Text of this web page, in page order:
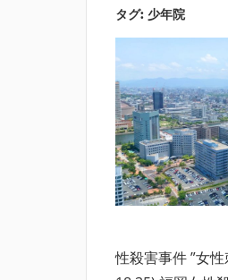
タグ: 少年院
性殺害事件 ”女